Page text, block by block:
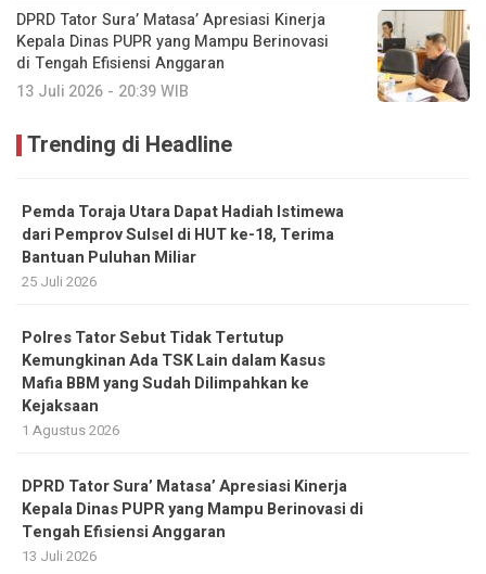
DPRD Tator Sura’ Matasa’ Apresiasi Kinerja
Kepala Dinas PUPR yang Mampu Berinovasi
di Tengah Efisiensi Anggaran
13 Juli 2026 - 20:39 WIB
Trending di Headline
Pemda Toraja Utara Dapat Hadiah Istimewa
dari Pemprov Sulsel di HUT ke-18, Terima
Bantuan Puluhan Miliar
25 Juli 2026
Polres Tator Sebut Tidak Tertutup
Kemungkinan Ada TSK Lain dalam Kasus
Mafia BBM yang Sudah Dilimpahkan ke
Kejaksaan
1 Agustus 2026
DPRD Tator Sura’ Matasa’ Apresiasi Kinerja
Kepala Dinas PUPR yang Mampu Berinovasi di
Tengah Efisiensi Anggaran
13 Juli 2026